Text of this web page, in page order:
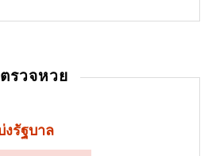
ตรวจหวย